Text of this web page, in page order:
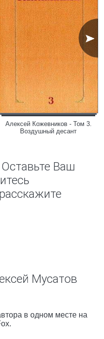
Алексей Кожевников - Том 3.
Воздушный десант
Ваш
Мусатов
в одном месте на